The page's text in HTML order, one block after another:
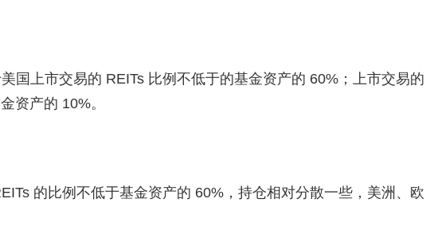
国上市交易的 REITs 比例不低于的基金资产的 60%；上市交易的
资产的 10%。
的比例不低于基金资产的 60%，持仓相对分散一些，美洲、欧